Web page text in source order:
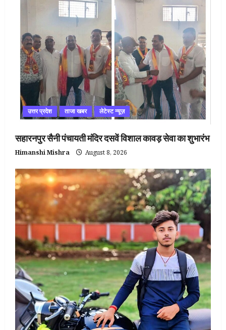
उत्तर प्रदेश ताजा खबर लेटेस्ट न्यूज़
सहारनपुर सैनी पंचायती मंदिर दसवें विशाल कावड़ सेवा का शुभारंभ
Himanshi Mishra August 8, 2026